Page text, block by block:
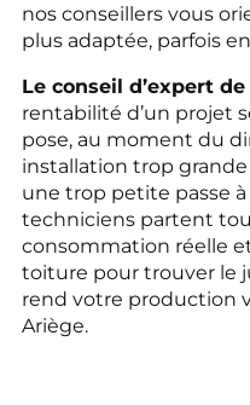
nos conseillers vous
plus adaptée, parfois
Le conseil d’expert
rentabilité d’un projet
pose, au moment du
installation trop
une trop petite passe à
techniciens partent
consommation réelle
toiture pour trouver le
rend votre production
Ariège.